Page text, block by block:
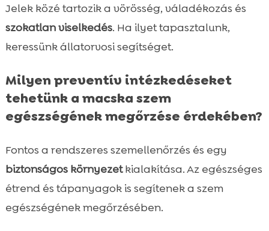
Jelek közé tartozik a vörösség, váladékozás és
szokatlan viselkedés. Ha ilyet tapasztalunk,
keressünk állatorvosi segítséget.
Milyen preventív intézkedéseket
tehetünk a macska szem
egészségének megőrzése érdekében?
Fontos a rendszeres szemellenőrzés és egy
biztonságos környezetkialakítása. Az egészséges
étrend és tápanyagok is segítenek a szem
egészségének megőrzésében.